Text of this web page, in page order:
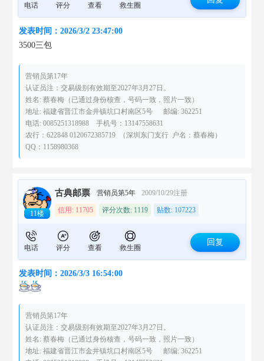
电话 评分 查看 救生圈
发表时间：2026/3/2 23:47:00
3500三包
营销员第17年
认证员注：交易级别有效期至2027年3月27日。
姓名: 蔡春梅（已通过身份核查，号码一致，照片一致）
地址: 福建省晋江市金井镇坑口村南区5号 邮编: 362251
电话: 0085251318988 手机号：13147558631
农行：622848 0120672385719 （深圳东门支行 户名：蔡春梅）
QQ：1158980368
11楼
古典邮票 营销员第5年 2009/10/29注册
信用: 11705 评分次数: 1119 贴数: 107223
电话 评分 查看 救生圈
回复
发表时间：2026/3/3 16:54:00
营销员第17年
认证员注：交易级别有效期至2027年3月27日。
姓名: 蔡春梅（已通过身份核查，号码一致，照片一致）
地址: 福建省晋江市金井镇坑口村南区5号 邮编: 362251